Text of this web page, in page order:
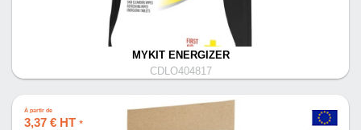
MYKIT ENERGIZER
CDLO404817
À partir de
3,37 € HT *